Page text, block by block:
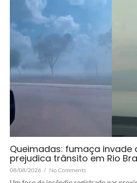
Queimadas: fumaça invade
prejudica trânsito em Rio
08/08/2026 / No Comments